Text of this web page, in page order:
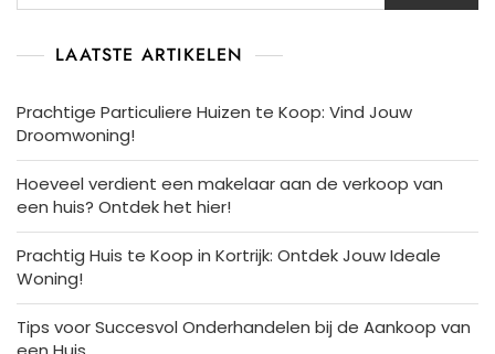
LAATSTE ARTIKELEN
Prachtige Particuliere Huizen te Koop: Vind Jouw
Droomwoning!
Hoeveel verdient een makelaar aan de verkoop van
een huis? Ontdek het hier!
Prachtig Huis te Koop in Kortrijk: Ontdek Jouw Ideale
Woning!
Tips voor Succesvol Onderhandelen bij de Aankoop van